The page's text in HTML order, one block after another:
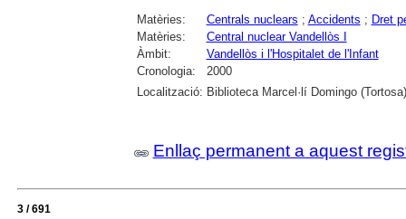
Matèries: Centrals nuclears ; Accidents ; Dret
Matèries:
Central nuclear Vandellòs I
Àmbit:
Vandellòs i l'Hospitalet de l'Infant
Cronologia:
2000
Localització: Biblioteca Marcel·lí Domingo (Tortosa)
Enllaç permanent a aquest
3 / 691